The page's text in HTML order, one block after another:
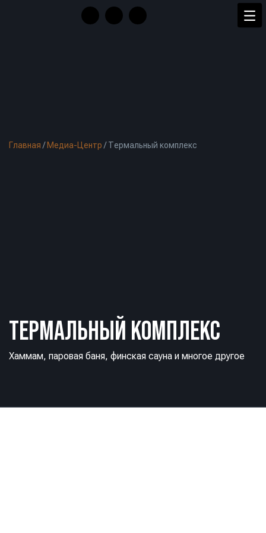
Главная / Медиа-Центр /Термальный комплекс
ТЕРМАЛЬНЫЙ КОМПЛЕКС
Хаммам, паровая баня, финская сауна и многое другое